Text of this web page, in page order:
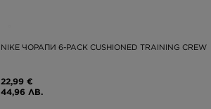
NIKE ЧОРАПИ 6-PACK CUSHIONED TRAINING CREW
22,99 €
44,96 ЛВ.